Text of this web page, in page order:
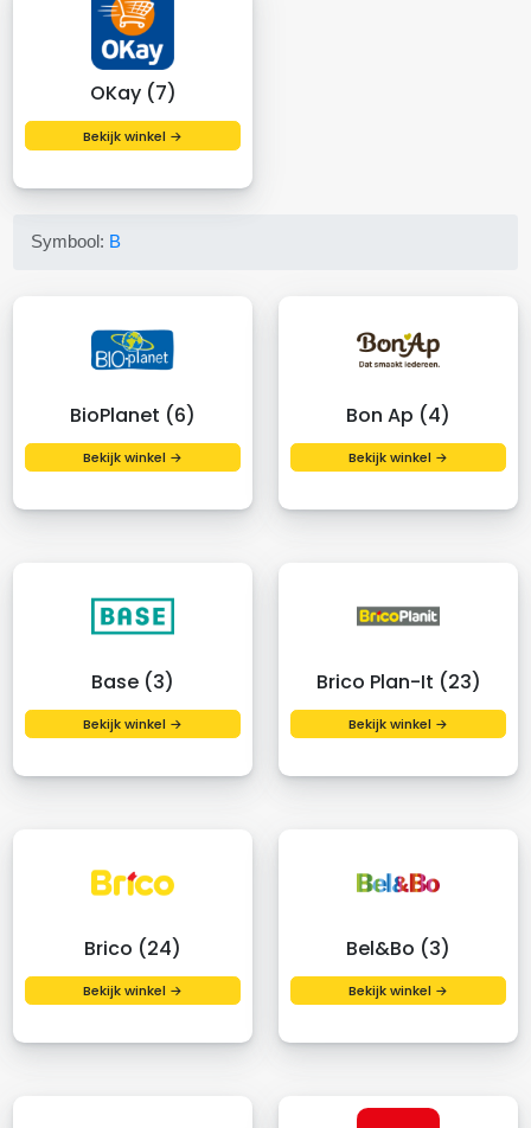
OKay (7)
Bekijk winkel →
Symbool: B
BioPlanet (6)
Bekijk winkel →
Bon Ap (4)
Bekijk winkel →
Base (3)
Bekijk winkel →
Brico Plan-It (23)
Bekijk winkel →
Brico (24)
Bekijk winkel →
Bel&Bo (3)
Bekijk winkel →